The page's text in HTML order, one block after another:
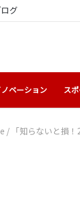
グ
ベーション ス
/ 「知らないと損